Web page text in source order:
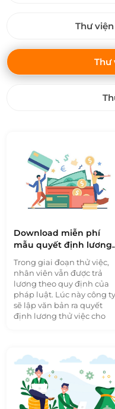
Thư
Thư
Download miễn phí
mẫu quyết định lương
thử việc chuẩn nhất
Trong giai đoạn thử việc,
nhân viên vẫn được trả
lương theo quy định của
pháp luật. Lúc này công
sẽ lập văn bản ra quyết
định lương thử việc cho
sẻ trong bài viết dưới đây.